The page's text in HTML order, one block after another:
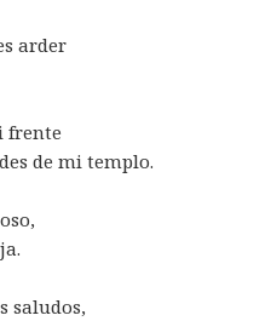
arder
frente
de mi templo.
saludos,